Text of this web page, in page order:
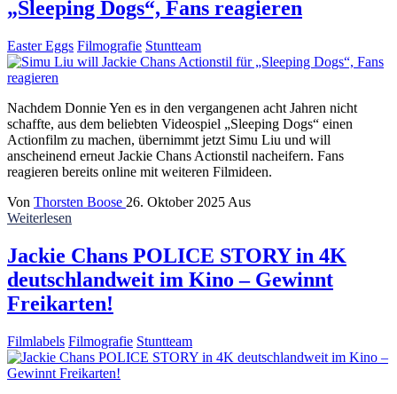
„Sleeping Dogs“, Fans reagieren
Easter Eggs Filmografie Stuntteam
Nachdem Donnie Yen es in den vergangenen acht Jahren nicht
schaffte, aus dem beliebten Videospiel „Sleeping Dogs“ einen
Actionfilm zu machen, übernimmt jetzt Simu Liu und will
anscheinend erneut Jackie Chans Actionstil nacheifern. Fans
reagieren bereits online mit weiteren Filmideen.
Von Thorsten Boose 26. Oktober 2025 Aus
Weiterlesen
Jackie Chans POLICE STORY in 4K
deutschlandweit im Kino – Gewinnt
Freikarten!
Filmlabels Filmografie Stuntteam